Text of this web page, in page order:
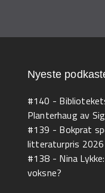
Nyeste
#140 -
Planterhaug av
#139 - Bokprat
litteraturpris 2026
#138 - Nina
voksne?